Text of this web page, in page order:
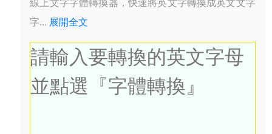
線上文字字體轉換器，快速將英文字轉換成英文文字
字... 展開全文